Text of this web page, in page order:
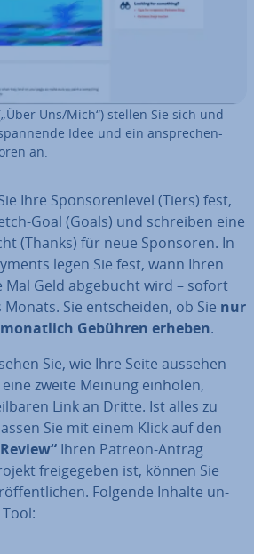
Uns/Mich“) stellen Sie sich und
Idee und ein an­spre­chen­
an.
Ihre Spon­so­ren­le­vel (Tiers) fest,
Goal (Goals) und schreiben eine
(Thanks) für neue Sponsoren. In
legen Sie fest, wann Ihren
Mal Geld abgebucht wird – sofort
Sie ent­schei­den, ob Sie nur
Gebühren erheben.
sehen Sie, wie Ihre Seite aussehen
zweite Meinung einholen,
Link an Dritte. Ist alles zu
Sie mit einem Klick auf den
Ihren Patreon-Antrag
frei­ge­ge­ben ist, können Sie
Folgende Inhalte un­